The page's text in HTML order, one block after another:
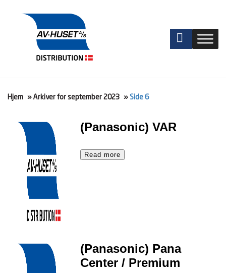
Hjem » Arkiver for september 2023 » Side 6
(Panasonic) VAR
Read more
(Panasonic) Pana
Center / Premium